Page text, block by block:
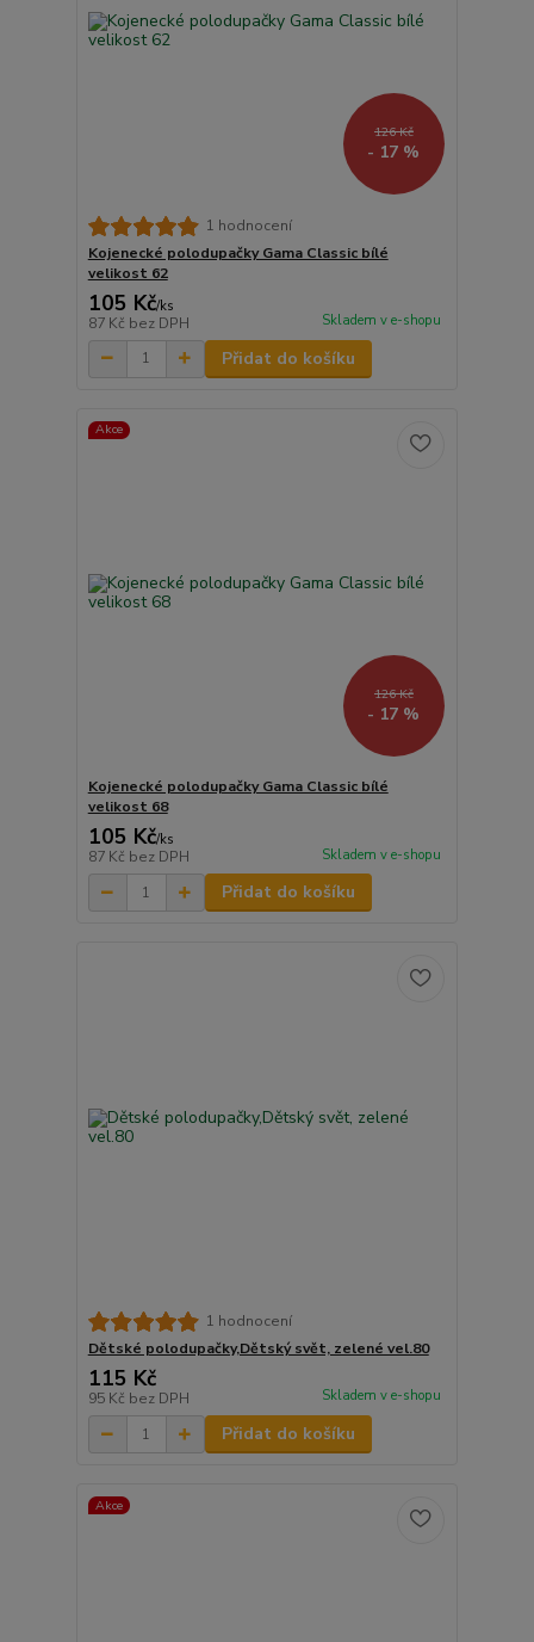
126 Kč
- 17 %
1 hodnocení
Kojenecké polodupačky Gama Classic bílé
velikost 62
105 Kč/ks
87 Kč bez DPH Skladem v e-shopu
Přidat do košíku
Akce
126 Kč
- 17 %
Kojenecké polodupačky Gama Classic bílé
velikost 68
105 Kč/ks
87 Kč bez DPH Skladem v e-shopu
Přidat do košíku
1 hodnocení
Dětské polodupačky,Dětský svět, zelené vel.80
115 Kč
95 Kč bez DPH Skladem v e-shopu
Přidat do košíku
Akce